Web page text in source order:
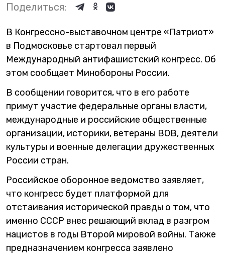
Поделиться:
В Конгрессно-выставочном центре «Патриот»
в Подмосковье стартовал первый
Международный антифашистский конгресс. Об
этом сообщает Минобороны России.
В сообщении говорится, что в его работе
примут участие федеральные органы власти,
международные и российские общественные
организации, историки, ветераны ВОВ, деятели
культуры и военные делегации дружественных
России стран.
Российское оборонное ведомство заявляет,
что конгресс будет платформой для
отстаивания исторической правды о том, что
именно СССР внес решающий вклад в разгром
нацистов в годы Второй мировой войны. Также
предназначением конгресса заявлено